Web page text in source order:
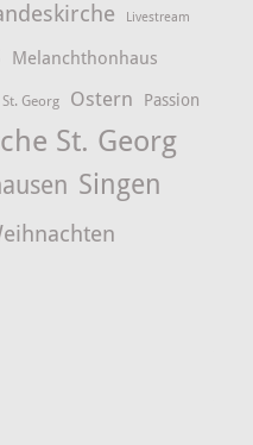
Livestream
Melanchthonhaus
Georg Ostern Passion
St. Georg
Singen